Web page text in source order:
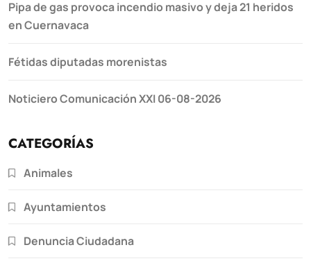
Pipa de gas provoca incendio masivo y deja 21 heridos
en Cuernavaca
Fétidas diputadas morenistas
Noticiero Comunicación XXI 06-08-2026
CATEGORÍAS
Animales
Ayuntamientos
Denuncia Ciudadana